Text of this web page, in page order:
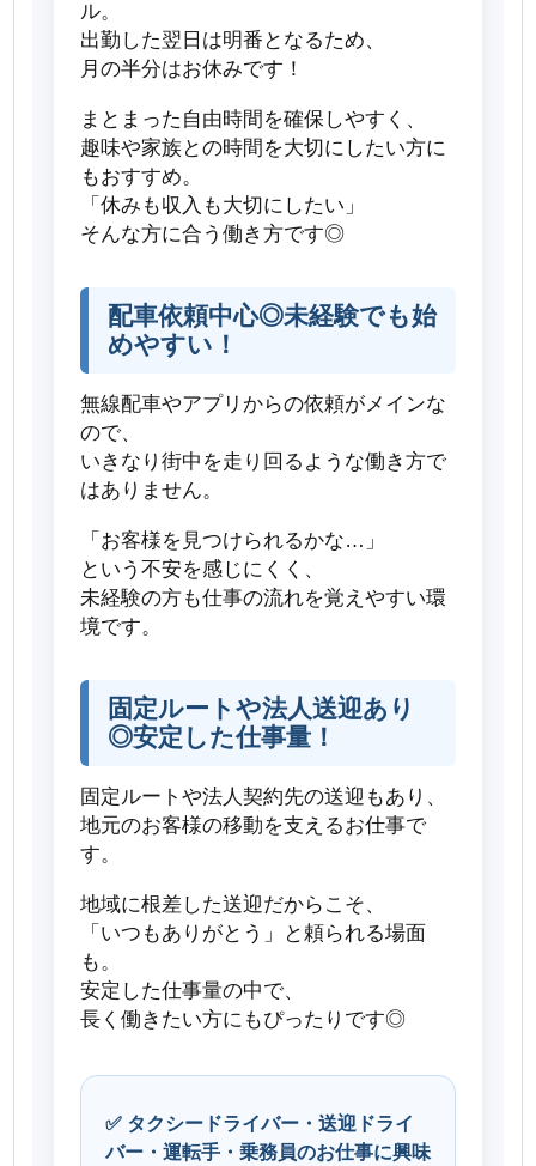
ル。
出勤した翌日は明番となるため、
月の半分はお休みです！
まとまった自由時間を確保しやすく、
趣味や家族との時間を大切にしたい方に
もおすすめ。
「休みも収入も大切にしたい」
そんな方に合う働き方です◎
配車依頼中心◎未経験でも始
めやすい！
無線配車やアプリからの依頼がメインな
ので、
いきなり街中を走り回るような働き方で
はありません。
「お客様を見つけられるかな…」
という不安を感じにくく、
未経験の方も仕事の流れを覚えやすい環
境です。
固定ルートや法人送迎あり
◎安定した仕事量！
固定ルートや法人契約先の送迎もあり、
地元のお客様の移動を支えるお仕事で
す。
地域に根差した送迎だからこそ、
「いつもありがとう」と頼られる場面
も。
安定した仕事量の中で、
長く働きたい方にもぴったりです◎
✅ タクシードライバー・送迎ドライ
バー・運転手・乗務員のお仕事に興味